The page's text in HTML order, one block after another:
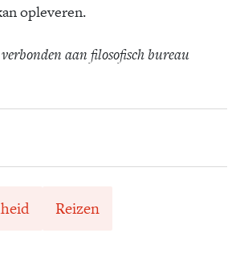
opleveren.
aan filosofisch bureau
Reizen